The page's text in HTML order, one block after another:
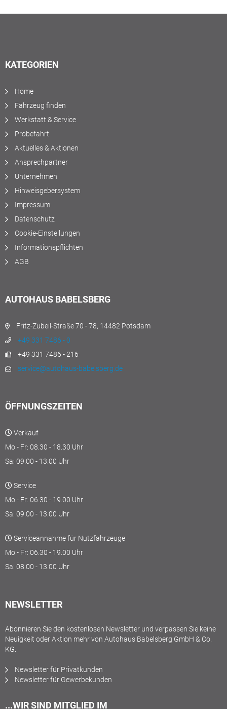
KATEGORIEN
Home
Fahrzeug finden
Werkstatt & Service
Probefahrt
Aktuelles & Aktionen
Ansprechpartner
Unternehmen
Hinweisgebersystem
Impressum
Datenschutz
Cookie-Einstellungen
Informationspflichten
AGB
AUTOHAUS BABELSBERG
Fritz-Zubeil-Straße 70 - 78, 14482 Potsdam
+49 331 7486 - 0
+49 331 7486 - 216
service@autohaus-babelsberg.de
ÖFFNUNGSZEITEN
Verkauf
Mo - Fr: 08.30 - 18.30 Uhr
Sa: 09.00 - 13.00 Uhr
Service
Mo - Fr: 06.30 - 19.00 Uhr
Sa: 09.00 - 13.00 Uhr
Serviceannahme für Nutzfahrzeuge
Mo - Fr: 06.30 - 19.00 Uhr
Sa: 08.00 - 13.00 Uhr
NEWSLETTER
Abonnieren Sie den kostenlosen Newsletter und verpassen Sie keine
Neuigkeit oder Aktion mehr von Autohaus Babelsberg GmbH & Co.
KG.
Newsletter für Privatkunden
Newsletter für Gewerbekunden
...WIR SIND MITGLIED IM